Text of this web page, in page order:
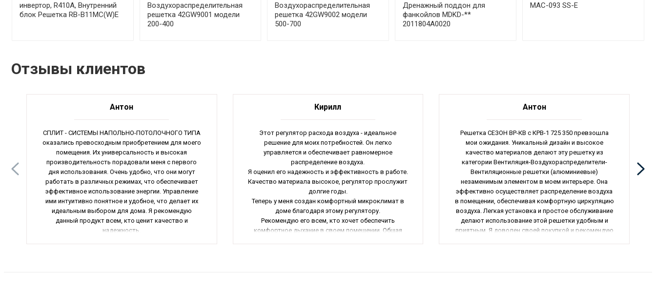
инвертор, R410A, Внутренний
блок Решетка RB-B11MC(W)E
Воздухораспределительная
решетка 42GW9001 модели
200-400
Воздухораспределительная
решетка 42GW9002 модели
500-700
Дренажный поддон для
фанкойлов MDKD-**
2011804A0020
MAC-093 SS-E
Отзывы клиентов
Антон
CПЛИТ - СИСТЕМЫ НАПОЛЬНО-ПОТОЛОЧНОГО ТИПА
оказались превосходным приобретением для моего
помещения. Их универсальность и высокая
производительность порадовали меня с первого
дня использования. Очень удобно, что они могут
работать в различных режимах, что обеспечивает
эффективное использование энергии. Управление
ими интуитивно понятное и удобное, что делает их
идеальным выбором для дома. Я рекомендую
данный продукт всем, кто ценит качество и
надежность.
Кирилл
Этот регулятор расхода воздуха - идеальное
решение для моих потребностей. Он легко
управляется и обеспечивает равномерное
распределение воздуха.
Я оценил его надежность и эффективность в работе.
Качество материала высокое, регулятор прослужит
долгие годы.
Теперь у меня создан комфортный микроклимат в
доме благодаря этому регулятору.
Рекомендую его всем, кто хочет обеспечить
комфортное дыхание в своем помещении. Общая
Антон
Решетка СЕЗОН ВР-КВ с КРВ-1 725 350 превзошла
мои ожидания. Уникальный дизайн и высокое
качество материалов делают эту решетку из
категории Вентиляция-Воздухораспределители-
Вентиляционные решетки (алюминиевые)
незаменимым элементом в моем интерьере. Она
эффективно осуществляет распределение воздуха
в помещении, обеспечивая комфортную циркуляцию
воздуха. Легкая установка и простое обслуживание
делают использование этой решетки удобным и
приятным. Я доволен своей покупкой и рекомендую